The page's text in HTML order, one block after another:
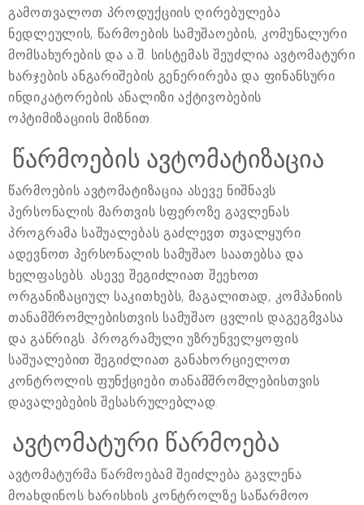
გამოთვალოთ პროდუქციის ღირებულება
ნედლეულის, წარმოების სამუშაოების, კომუნალური
მომსახურების და ა.შ. სისტემას შეუძლია ავტომატური
ხარჯების ანგარიშების გენერირება და ფინანსური
ინდიკატორების ანალიზი აქტივობების
ოპტიმიზაციის მიზნით.
წარმოების ავტომატიზაცია
წარმოების ავტომატიზაცია ასევე ნიშნავს
პერსონალის მართვის სფეროზე გავლენას.
პროგრამა საშუალებას გაძლევთ თვალყური
ადევნოთ პერსონალის სამუშაო საათებსა და
ხელფასებს. ასევე შეგიძლიათ შეეხოთ
ორგანიზაციულ საკითხებს, მაგალითად, კომპანიის
თანამშრომლებისთვის სამუშაო ცვლის დაგეგმვასა
და განრიგს. პროგრამული უზრუნველყოფის
საშუალებით შეგიძლიათ განახორციელოთ
კონტროლის ფუნქციები თანამშრომლებისთვის
დავალებების შესასრულებლად.
ავტომატური წარმოება
ავტომატურმა წარმოებამ შეიძლება გავლენა
მოახდინოს ხარისხის კონტროლზე საწარმოო